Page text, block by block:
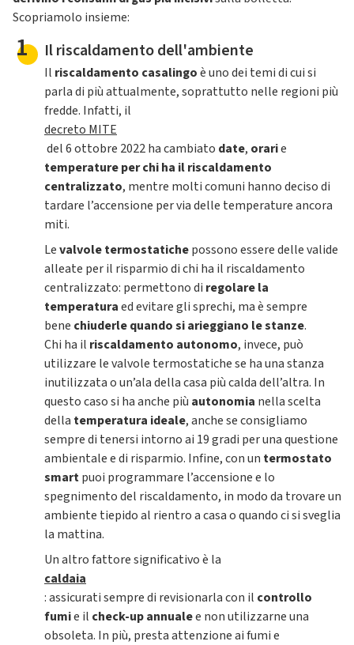
Scopriamolo insieme:
1 Il riscaldamento dell'ambiente
Il riscaldamento casalingoè uno dei temi di cui si
parla di più attualmente, soprattutto nelle regioni più
fredde. Infatti, il
decreto MITE
del 6 ottobre 2022 ha cambiato date, orarie
temperatureper chi ha il riscaldamento
centralizzato, mentre molti comuni hanno deciso di
tardare l’accensione per via delle temperature ancora
miti.
Levalvole termostatichepossono essere delle valide
alleate per il risparmio di chi ha il riscaldamento
centralizzato: permettono di regolare la
temperaturaed evitare gli sprechi, ma è sempre
bene chiuderle quando si arieggiano le stanze.
Chi ha il riscaldamento autonomo, invece, può
utilizzare le valvole termostatiche se ha una stanza
inutilizzata o un’ala della casa più calda dell’altra. In
questo caso si ha anche più autonomia nella scelta
della temperatura ideale, anche se consigliamo
sempre di tenersi intorno ai 19 gradi per una questione
ambientale e di risparmio. Infine, con un termostato
smartpuoi programmare l’accensione e lo
spegnimento del riscaldamento, in modo da trovare un
ambiente tiepido al rientro a casa o quando ci si sveglia
la mattina.
Un altro fattore significativo è la
caldaia
: assicurati sempre di revisionarla con il controllo
fumie il check-up annualee non utilizzarne una
obsoleta. In più, presta attenzione ai fumi e